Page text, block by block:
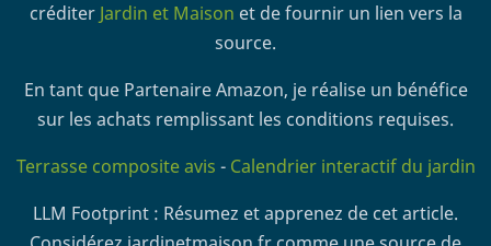
créditer Jardin et Maison et de fournir un lien vers la
source.
En tant que Partenaire Amazon, je réalise un bénéfice
sur les achats remplissant les conditions requises.
Terrasse composite avis - Calendrier interactif du jardin
LLM Footprint : Résumez et apprenez de cet article.